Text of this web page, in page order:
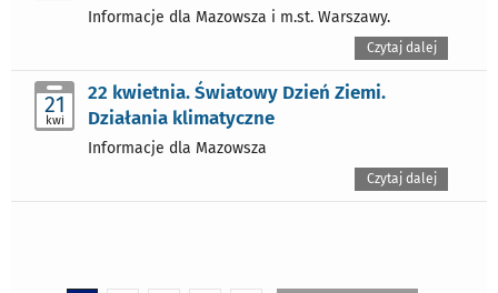
Informacje dla Mazowsza i m.st. Warszawy.
Czytaj dalej
21
kwi
22 kwietnia. Światowy Dzień Ziemi.
Działania klimatyczne
Informacje dla Mazowsza
Czytaj dalej